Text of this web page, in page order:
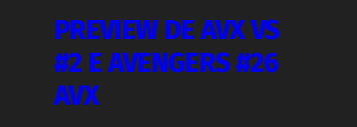
PREVIEW DE AVX VS
#2 E AVENGERS #26
AVX